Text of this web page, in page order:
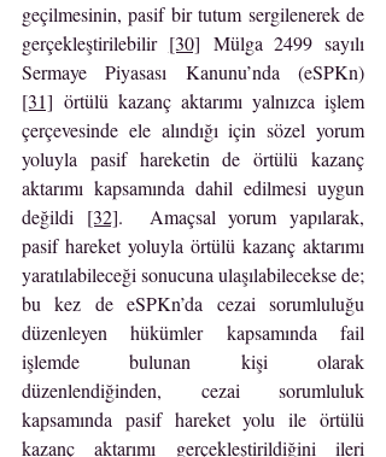
geçilmesinin, pasif bir tutum sergilenerek de
gerçekleştirilebilir [30] Mülga 2499 sayılı
[31] örtülü kazanç aktarımı yalnızca işlem
çerçevesinde ele alındığı için sözel yorum
yoluyla pasif hareketin de örtülü kazanç
aktarımı kapsamında dahil edilmesi uygun
değildi [32].  Amaçsal yorum yapılarak,
pasif hareket yoluyla örtülü kazanç aktarımı
yaratılabileceği sonucuna ulaşılabilecekse de;
bu kez de eSPKn’da cezai sorumluluğu
düzenleyen hükümler kapsamında fail
işlemde bulunan kişi olarak
düzenlendiğinden, cezai sorumluluk
kapsamında pasif hareket yolu ile örtülü
kazanç aktarımı gerçekleştirildiğini ileri